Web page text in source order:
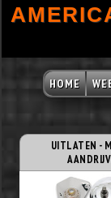
HOME
UITLATEN -